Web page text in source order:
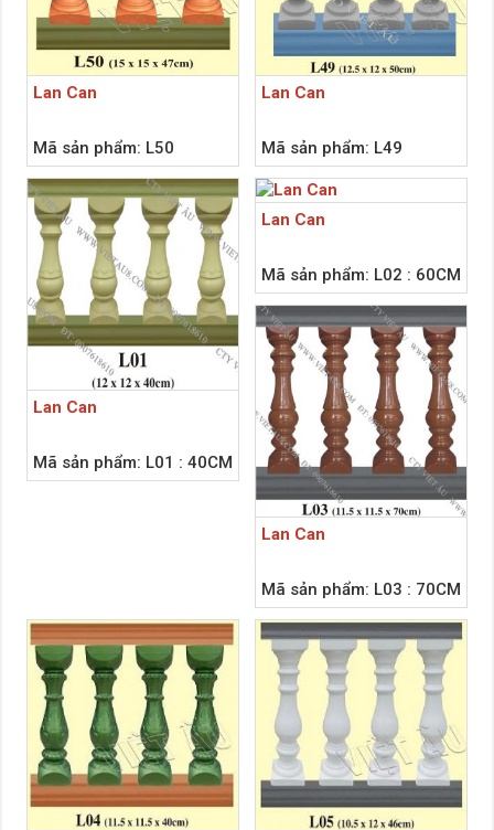
Lan Can
Mã sản phẩm: L50
Lan Can
Mã sản phẩm: L49
Lan Can
Mã sản phẩm: L01 : 40CM
Lan Can
Mã sản phẩm: L02 : 60CM
Lan Can
Mã sản phẩm: L03 : 70CM